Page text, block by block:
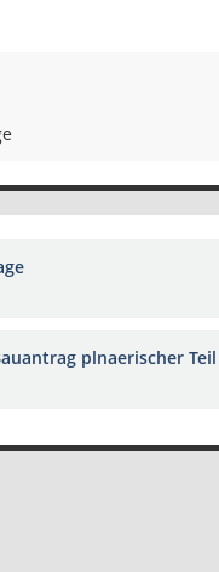
plnaerischer Teil